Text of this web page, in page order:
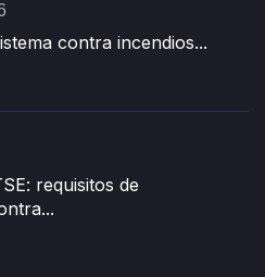
contra incendios...
requisitos de